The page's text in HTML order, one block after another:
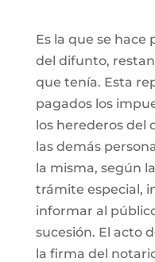
Es la que se hace
del difunto,
que tenía. Esta
pagados los
los herederos del
las demás
la misma, según
trámite especial,
informar al
sucesión. El acto
la firma del